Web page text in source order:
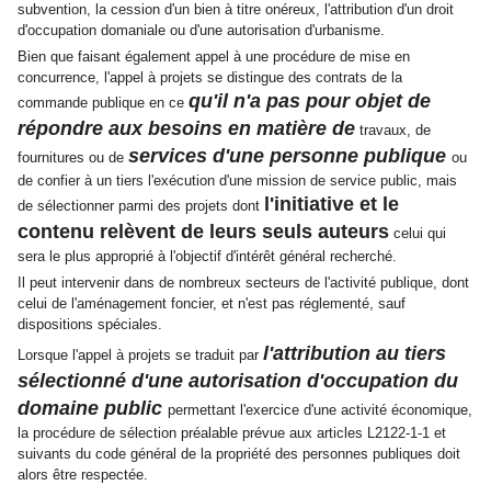
subvention, la cession d'un bien à titre onéreux, l'attribution d'un droit
d'occupation domaniale ou d'une autorisation d'urbanisme.
Bien que faisant également appel à une procédure de mise en
concurrence, l'appel à projets se distingue des contrats de la
commande publique en ce qu'il n'a pas pour objet de
répondre aux besoins en matière de travaux, de
fournitures ou de services d'une personne publique ou
de confier à un tiers l'exécution d'une mission de service public, mais
de sélectionner parmi des projets dont
l'initiative et le
contenu relèvent de leurs seuls auteurs celui qui
sera le plus approprié à l'objectif d'intérêt général recherché.
Il peut intervenir dans de nombreux secteurs de l'activité publique, dont
celui de l'aménagement foncier, et n'est pas réglementé, sauf
dispositions spéciales.
Lorsque l'appel à projets se traduit par l'attribution au tiers
sélectionné d'une autorisation d'occupation du
domaine public permettant l'exercice d'une activité économique,
la procédure de sélection préalable prévue aux articles L2122-1-1 et
suivants du code général de la propriété des personnes publiques doit
alors être respectée.